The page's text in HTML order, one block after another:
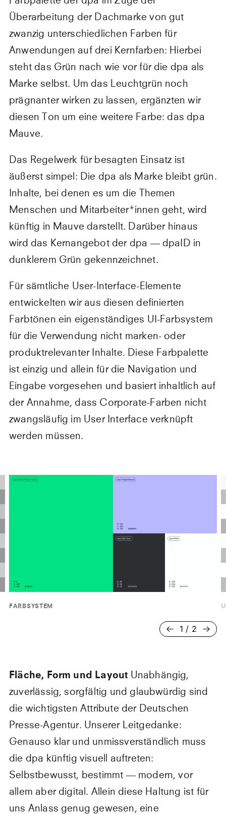
Überarbeitung der Dachmarke von gut
zwanzig unterschiedlichen Farben für
Anwendungen auf drei Kernfarben: Hierbei
steht das Grün nach wie vor für die dpa als
Marke selbst. Um das Leuchtgrün noch
prägnanter wirken zu lassen, ergänzten wir
diesen Ton um eine weitere Farbe: das dpa
Mauve.
Das Regelwerk für besagten Einsatz ist
äußerst simpel: Die dpa als Marke bleibt grün.
Inhalte, bei denen es um die Themen
Menschen und Mitarbeiter*innen geht, wird
künftig in Mauve darstellt. Darüber hinaus
wird das Kernangebot der dpa — dpaID in
dunklerem Grün gekennzeichnet.
Für sämtliche User-Interface-Elemente
entwickelten wir aus diesen definierten
Farbtönen ein eigenständiges UI-Farbsystem
für die Verwendung nicht marken- oder
produktrelevanter Inhalte. Diese Farbpalette
ist einzig und allein für die Navigation und
Eingabe vorgesehen und basiert inhaltlich auf
der Annahme, dass Corporate-Farben nicht
zwangsläufig im User Interface verknüpft
werden müssen.
FARBSYSTEM
1 / 2
Fläche, Form und Layout Unabhängig,
zuverlässig, sorgfältig und glaubwürdig sind
die wichtigsten Attribute der Deutschen
Presse-Agentur. Unserer Leitgedanke:
Genauso klar und unmissverständlich muss
die dpa künftig visuell auftreten:
Selbstbewusst, bestimmt — modern, vor
allem aber digital. Allein diese Haltung ist für
uns Anlass genug gewesen, eine